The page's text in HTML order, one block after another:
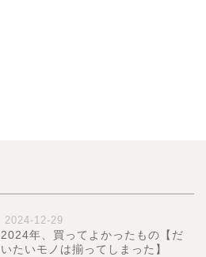
2024-12-29
2024年、買ってよかったもの【だ
いたいモノは揃ってしまった】